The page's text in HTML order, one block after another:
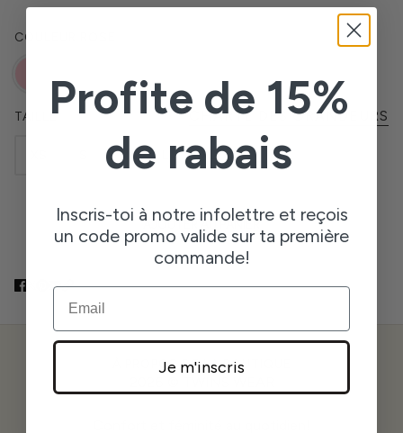
COULEUR
TAILLE CHARTE DES GRANDEURS
M XL
AJOUTER AU PANIER
À PROPOS DE LA BOUTIQUE
Profite de 15%
de rabais
Inscris-toi à notre infolettre et reçois
un code promo valide sur ta première
commande!
EMAIL
Je m'inscris